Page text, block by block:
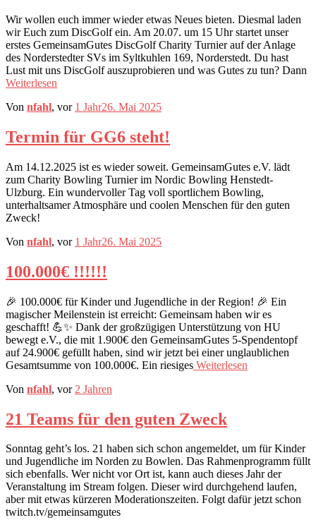
Wir wollen euch immer wieder etwas Neues bieten. Diesmal laden
wir Euch zum DiscGolf ein. Am 20.07. um 15 Uhr startet unser
erstes GemeinsamGutes DiscGolf Charity Turnier auf der Anlage
des Norderstedter SVs im Syltkuhlen 169, Norderstedt. Du hast
Lust mit uns DiscGolf auszuprobieren und was Gutes zu tun? Dann
Weiterlesen
Von nfahl, vor 1 Jahr26. Mai 2025
Termin für GG6 steht!
Am 14.12.2025 ist es wieder soweit. GemeinsamGutes e.V. lädt
zum Charity Bowling Turnier im Nordic Bowling Henstedt-
Ulzburg. Ein wundervoller Tag voll sportlichem Bowling,
unterhaltsamer Atmosphäre und coolen Menschen für den guten
Zweck!
Von nfahl, vor 1 Jahr26. Mai 2025
100.000€ !!!!!!
🎉 100.000€ für Kinder und Jugendliche in der Region! 🎉 Ein
magischer Meilenstein ist erreicht: Gemeinsam haben wir es
geschafft! 💪✨ Dank der großzügigen Unterstützung von HU
bewegt e.V., die mit 1.900€ den GemeinsamGutes 5-Spendentopf
auf 24.900€ gefüllt haben, sind wir jetzt bei einer unglaublichen
Gesamtsumme von 100.000€. Ein riesiges Weiterlesen
Von nfahl, vor 2 Jahren
21 Teams für den guten Zweck
Sonntag geht’s los. 21 haben sich schon angemeldet, um für Kinder
und Jugendliche im Norden zu Bowlen. Das Rahmenprogramm füllt
sich ebenfalls. Wer nicht vor Ort ist, kann auch dieses Jahr der
Veranstaltung im Stream folgen. Dieser wird durchgehend laufen,
aber mit etwas kürzeren Moderationszeiten. Folgt dafür jetzt schon
twitch.tv/gemeinsamgutes